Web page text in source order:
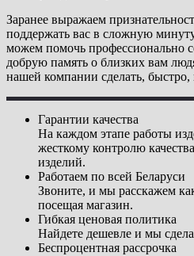
Заранее выражаем
поддержать вас в сложную
можем помочь профессионально
добрую память о близких вам
нашей компании сделать, быстро,
Гарантии качества
На каждом этапе работы
жесткому контролю
изделий.
Работаем по всей Беларуси
Звоните, и мы расскажем
посещая магазин.
Гибкая ценовая политика
Найдете дешевле и мы
Беспроцентная рассрочка